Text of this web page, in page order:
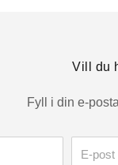
Vill du
Fyll i din e-